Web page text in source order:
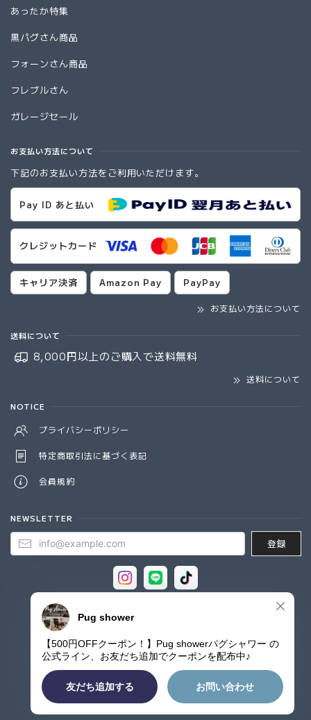
あったか特集
黒パグさん商品
フォーンさん商品
フレブルさん
ガレージセール
お支払い方法について
下記のお支払い方法をご利用いただけます。
Pay ID あと払い
クレジットカード
キャリア決済 Amazon Pay PayPay
お支払い方法について
送料について
8,000円以上のご購入で送料無料
送料について
NOTICE
プライバシーポリシー
特定商取引法に基づく表記
会員規約
NEWSLETTER
登録
© Pug shower - パグシャワー パグ雑貨専門店